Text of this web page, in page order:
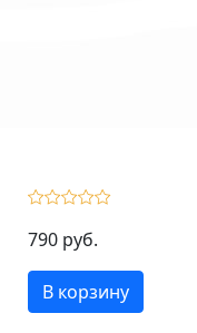
790 руб.
В корзину